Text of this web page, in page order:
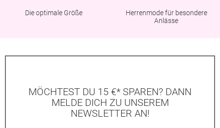
Die optimale Größe
Herrenmode für besondere
Anlässe
MÖCHTEST DU 15 €* SPAREN? DANN
MELDE DICH ZU UNSEREM
NEWSLETTER AN!